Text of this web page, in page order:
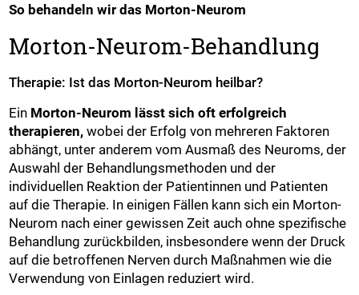
So behandeln wir das Morton-Neurom
Morton-Neurom-Behandlung
Therapie: Ist das Morton-Neurom heilbar?
Ein Morton-Neurom lässt sich oft erfolgreich
therapieren, wobei der Erfolg von mehreren Faktoren
abhängt, unter anderem vom Ausmaß des Neuroms, der
Auswahl der Behandlungsmethoden und der
individuellen Reaktion der Patientinnen und Patienten
auf die Therapie. In einigen Fällen kann sich ein Morton-
Neurom nach einer gewissen Zeit auch ohne spezifische
Behandlung zurückbilden, insbesondere wenn der Druck
auf die betroffenen Nerven durch Maßnahmen wie die
Verwendung von Einlagen reduziert wird.